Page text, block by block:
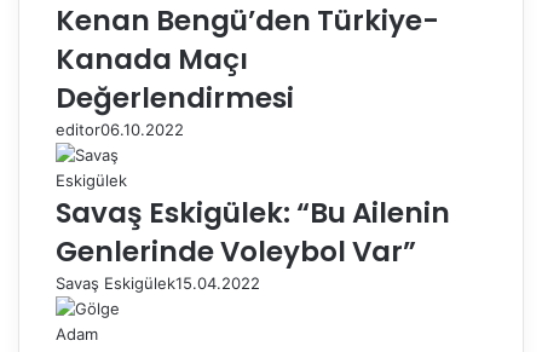
Kenan Bengü’den Türkiye-
Kanada Maçı
Değerlendirmesi
editor06.10.2022
Savaş Eskigülek: “Bu Ailenin
Genlerinde Voleybol Var”
Savaş Eskigülek15.04.2022